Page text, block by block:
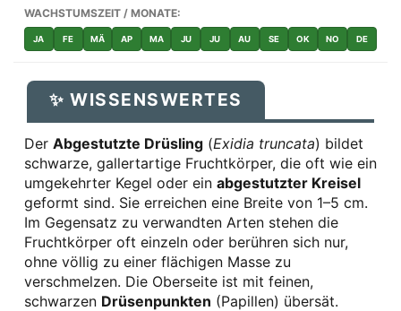
WACHSTUMSZEIT / MONATE:
JA FE MÄ AP MA JU JU AU SE OK NO DE
✨ WISSENSWERTES
Der Abgestutzte Drüsling (Exidia truncata) bildet
schwarze, gallertartige Fruchtkörper, die oft wie ein
umgekehrter Kegel oder ein abgestutzter Kreisel
geformt sind. Sie erreichen eine Breite von 1–5 cm.
Im Gegensatz zu verwandten Arten stehen die
Fruchtkörper oft einzeln oder berühren sich nur,
ohne völlig zu einer flächigen Masse zu
verschmelzen. Die Oberseite ist mit feinen,
schwarzen Drüsenpunkten (Papillen) übersät.